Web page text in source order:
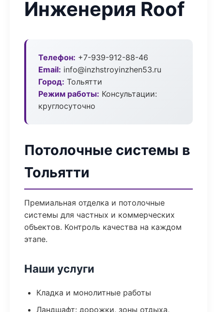
Инженерия Roof
Телефон: +7-939-912-88-46
Email: info@inzhstroyinzhen53.ru
Город: Тольятти
Режим работы: Консультации:
круглосуточно
Потолочные системы в
Тольятти
Премиальная отделка и потолочные
системы для частных и коммерческих
объектов. Контроль качества на каждом
этапе.
Наши услуги
Кладка и монолитные работы
Ландшафт: дорожки, зоны отдыха,